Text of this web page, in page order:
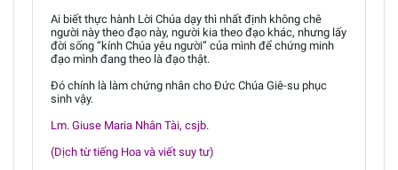
Ai biết thực hành Lời Chúa dạy thì nhất định không chê
người này theo đạo này, người kia theo đạo khác, nhưng lấy
đời sống “kính Chúa yêu người” của mình để chứng minh
đạo mình đang theo là đạo thật.
Đó chính là làm chứng nhân cho Đức Chúa Giê-su phục
sinh vậy.
Lm. Giuse Maria Nhân Tài, csjb.
(Dịch từ tiếng Hoa và viết suy tư)